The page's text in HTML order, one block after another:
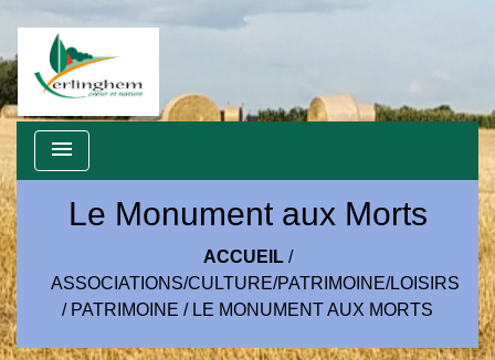
menu
Le Monument aux Morts
ACCUEIL/
ASSOCIATIONS/CULTURE/PATRIMOINE/LOISIRS
/ PATRIMOINE / LE MONUMENT AUX MORTS